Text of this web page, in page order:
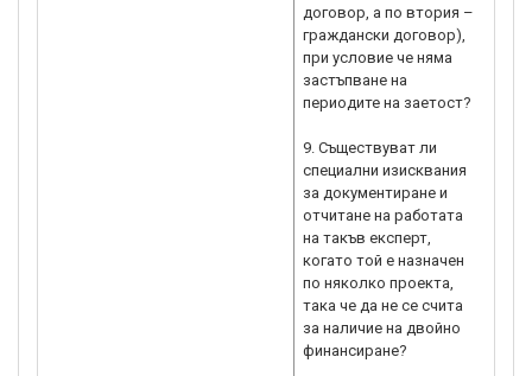
договор, а по втория –
граждански договор),
при условие че няма
застъпване на
периодите на заетост?
9. Съществуват ли
специални изисквания
за документиране и
отчитане на работата
на такъв експерт,
когато той е назначен
по няколко проекта,
така че да не се счита
за наличие на двойно
финансиране?